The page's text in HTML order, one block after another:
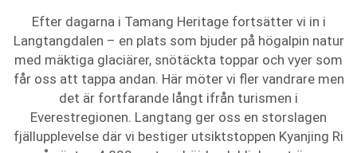
Efter dagarna i Tamang Heritage fortsätter vi in i
Langtangdalen – en plats som bjuder på högalpin natur
med mäktiga glaciärer, snötäckta toppar och vyer som
får oss att tappa andan. Här möter vi fler vandrare men
det är fortfarande långt ifrån turismen i
Everestregionen. Langtang ger oss en storslagen
fjällupplevelse där vi bestiger utsiktstoppen Kyanjing Ri